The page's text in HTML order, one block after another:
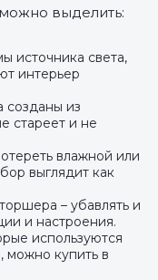
выделить:
источника света,
интерьер
созданы из
стареет и не
влажной или
выглядит как
– убавлять и
и настроения.
используются
можно купить в